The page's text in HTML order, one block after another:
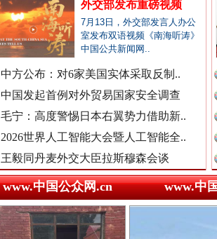
中国法院新
中国检察新
中国医药新
中国企业新
巳巳如意，开工大吉！
外交部发布重磅视频
7月13日，外交部发言人办公
室发布双语视频《南海听涛》
中国公共新闻网..
中方公布：对6家美国实体采取反制..
中国发起首例对外贸易国家安全调查
毛宁：高度警惕日本右翼势力借助新..
2026世界人工智能大会暨人工智能全..
王毅同丹麦外交大臣拉斯穆森会谈
www.中国公众网.cn www.中